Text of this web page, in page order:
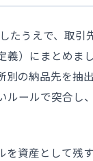
たうえで、取
）にまとめま
の納品先を
ールで突合
資産として残